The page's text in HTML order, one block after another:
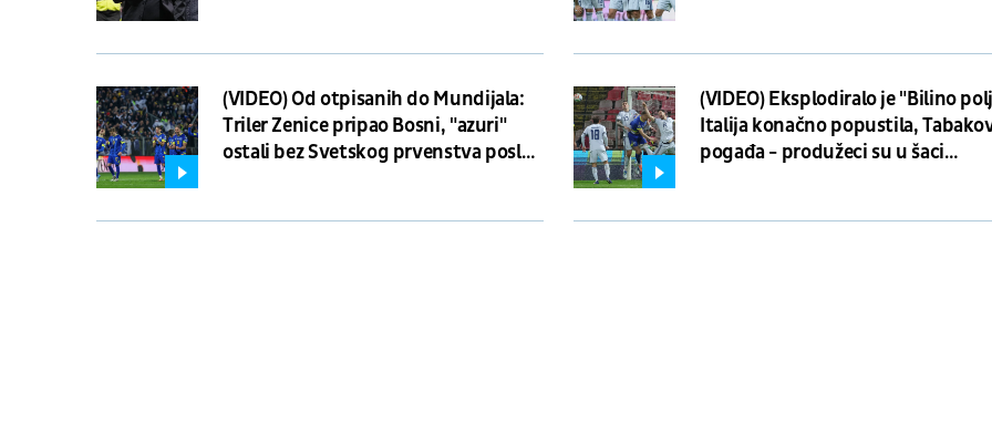
(VIDEO) Od otpisanih do Mundijala:
Triler Zenice pripao Bosni, "azuri"
ostali bez Svetskog prvenstva posle
(VIDEO) Eksplodiralo je "Bilino
Italija konačno popustila,
pogađa - produžeci su u šaci